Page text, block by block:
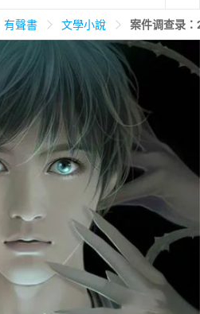
養生保健 民生用品
運動休閒 親子玩具
情趣用品
有聲書 文學小說 案件调查录